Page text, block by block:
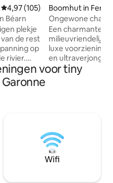
Gemiddelde beoordeling van
4,97 (105)
Béarn
plekje
de rest
op
rivier.
tijdens
een
en
's
tevoren
Boomhut in
riège
Ongewone
Een charmante
milieuvriendelijk
luxe
en ultraverjongend
panoramisch
moment van
is naar Foix;
romantisch
verkwikkende
voor tiny
Wifi